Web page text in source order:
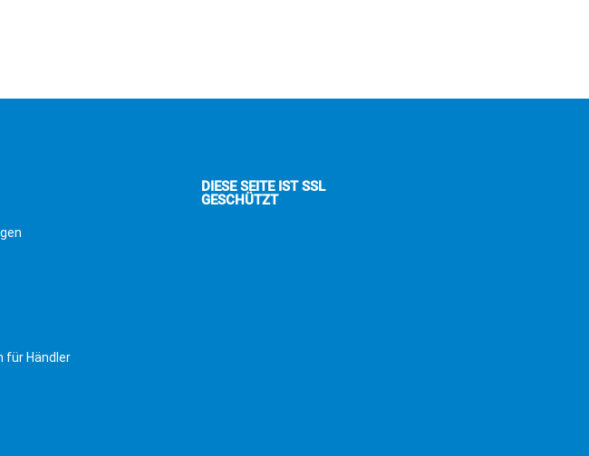
für Händler
DIESE SEITE IST SSL
GESCHÜTZT